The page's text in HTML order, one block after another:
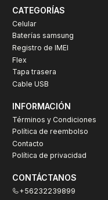
CATEGORÍAS
Celular
Baterías samsung
Registro de IMEI
Flex
Tapa trasera
Cable USB
INFORMACIÓN
Términos y Condiciones
Política de reembolso
Contacto
Política de privacidad
CONTÁCTANOS
+56232239899